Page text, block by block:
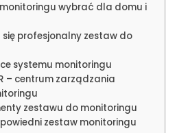
wybrać dla domu i
się profesjonalny zestaw do
systemu monitoringu
– centrum zarządzania
zestawu do monitoringu
zestaw monitoringu